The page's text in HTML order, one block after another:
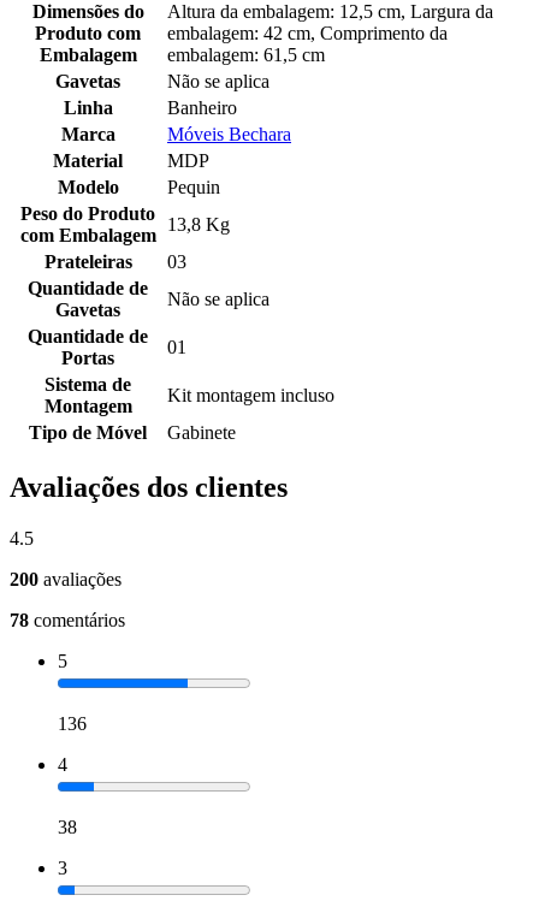
Dimensões do
Produto com
Embalagem
Altura da embalagem: 12,5 cm, Largura da
embalagem: 42 cm, Comprimento da
embalagem: 61,5 cm
Gavetas
Não se aplica
Linha
Banheiro
Marca
Móveis Bechara
Material
MDP
Modelo
Pequin
Peso do Produto
com Embalagem
13,8 Kg
Prateleiras
03
Quantidade de
Gavetas
Não se aplica
Quantidade de
Portas
01
Sistema de
Montagem
Kit montagem incluso
Tipo de Móvel
Gabinete
Avaliações dos clientes
4.5
200 avaliações
78 comentários
5
136
4
38
3